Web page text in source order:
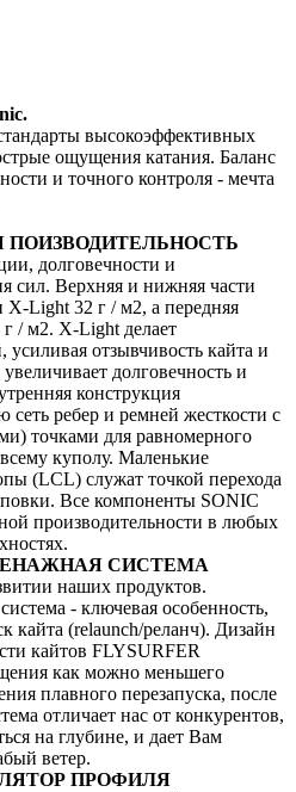
высокоэффективных
ощущения катания. Баланс
и точного контроля - мечта
долговечности и
сил. Верхняя и нижняя части
Light 32 г / м2, а передняя
/ м2. X-Light делает
отзывчивость кайта и
долговечность и
конструкция
сеть ребер и ремней жесткости с
точками для равномерного
куполу. Маленькие
(LCL) служат точкой перехода
Все компоненты SONIC
производительности в любых
СИСТЕМА
наших продуктов.
- ключевая особенность,
кайта (relaunch/реланч). Дизайн
кайтов FLYSURFER
как можно меньшего
плавного перезапуска, после
отличает нас от конкурентов,
на глубине, и дает Вам
ветер.
ПРОФИЛЯ